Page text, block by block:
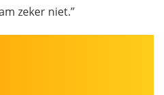
zeker niet.”